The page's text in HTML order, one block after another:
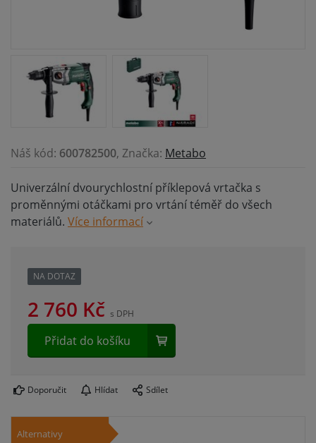
Náš kód: 600782500, Značka: Metabo
Univerzální dvourychlostní příklepová vrtačka s
proměnnými otáčkami pro vrtání téměř do všech
materiálů. Více informací
NA DOTAZ
2 760 Kč s DPH
Přidat do košíku
Doporučit Hlídat Sdílet
Alternativy